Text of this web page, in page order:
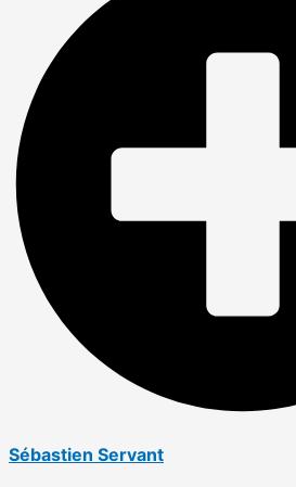
Sébastien Servant